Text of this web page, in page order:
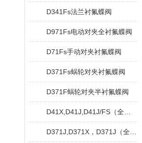
D341Fs法兰衬氟蝶阀
D971Fs电动对夹全衬氟蝶阀
D71Fs手动对夹衬氟蝶阀
D371Fs蜗轮对夹衬氟蝶阀
D371F蜗轮对夹半衬氟蝶阀